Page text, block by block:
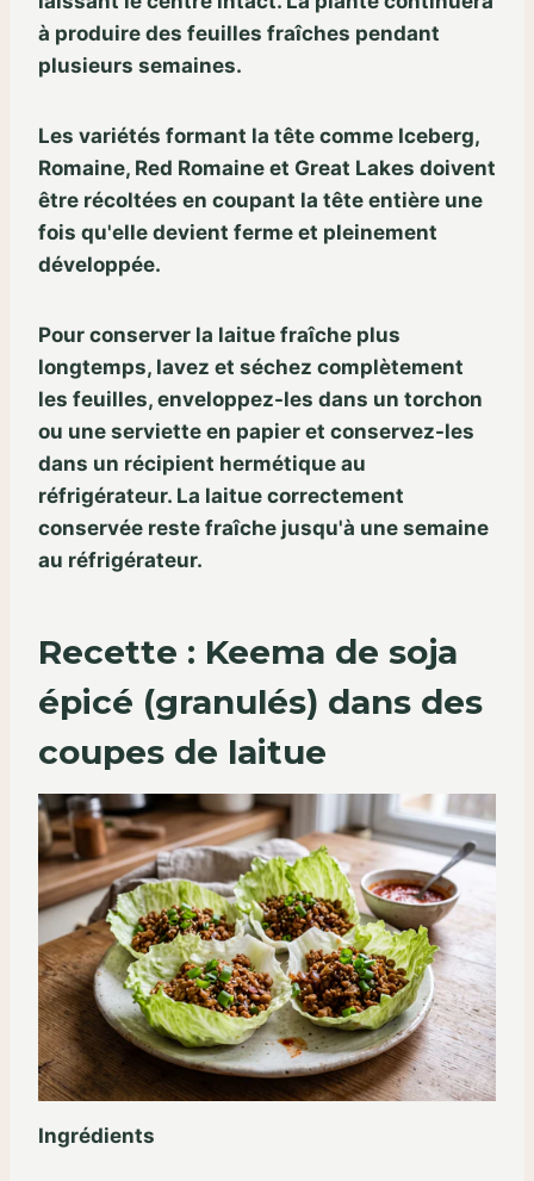
à produire des feuilles fraîches pendant
plusieurs semaines.
Les variétés formant la tête comme Iceberg,
Romaine, Red Romaine et Great Lakes doivent
être récoltées en coupant la tête entière une
fois qu'elle devient ferme et pleinement
développée.
Pour conserver la laitue fraîche plus
longtemps, lavez et séchez complètement
les feuilles, enveloppez-les dans un torchon
ou une serviette en papier et conservez-les
dans un récipient hermétique au
réfrigérateur. La laitue correctement
conservée reste fraîche jusqu'à une semaine
au réfrigérateur.
Recette : Keema de soja
épicé (granulés) dans des
coupes de laitue
Ingrédients